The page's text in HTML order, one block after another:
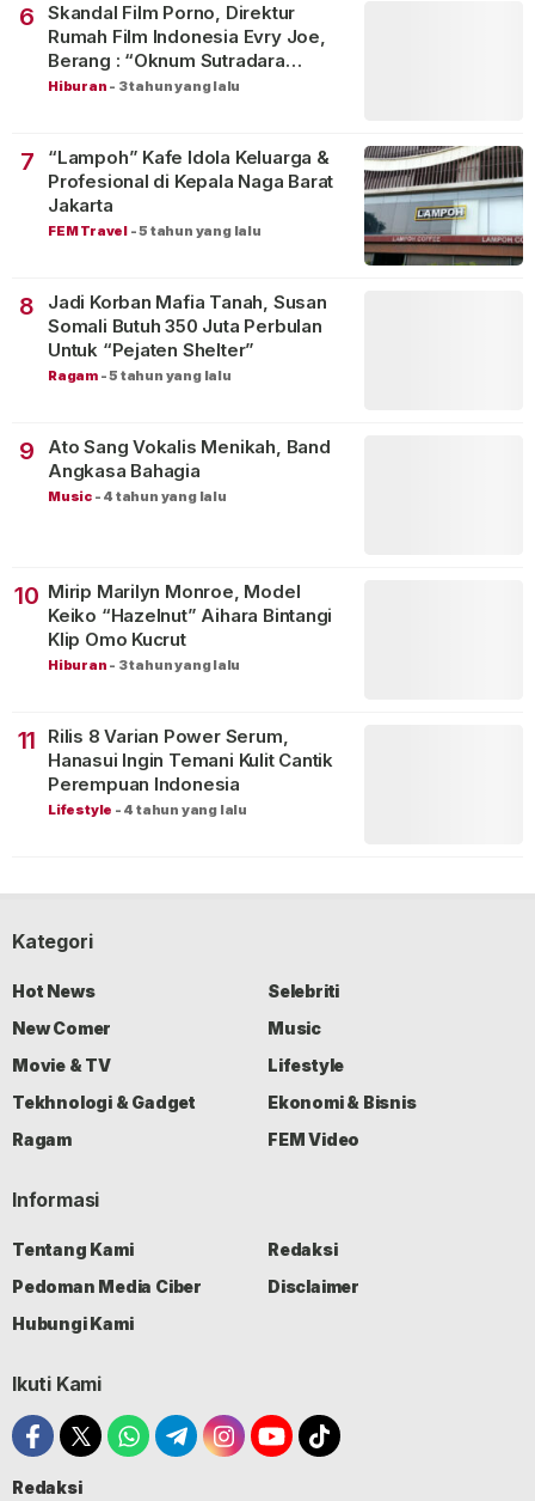
6
Skandal Film Porno, Direktur
Rumah Film Indonesia Evry Joe,
Berang : “Oknum Sutradara
Merusak Perfilman Indonesia”!
Hiburan - 3 tahun yang lalu
7
“Lampoh” Kafe Idola Keluarga &
Profesional di Kepala Naga Barat
Jakarta
FEM Travel -5 tahun yang lalu
8
Jadi Korban Mafia Tanah, Susan
Somali Butuh 350 Juta Perbulan
Untuk “Pejaten Shelter”
Ragam -5 tahun yang lalu
9
Ato Sang Vokalis Menikah, Band
Angkasa Bahagia
Music - 4 tahun yang lalu
10 Mirip Marilyn Monroe, Model
Keiko “Hazelnut” Aihara Bintangi
Klip Omo Kucrut
Hiburan - 3 tahun yang lalu
11
Rilis 8 Varian Power Serum,
Hanasui Ingin Temani Kulit Cantik
Perempuan Indonesia
Lifestyle - 4 tahun yang lalu
Kategori
Hot News
Selebriti
New Comer
Music
Movie & TV
Lifestyle
Tekhnologi & Gadget
Ekonomi & Bisnis
Ragam
FEM Video
Informasi
Tentang Kami
Redaksi
Pedoman Media Ciber
Disclaimer
Hubungi Kami
Ikuti Kami
Redaksi